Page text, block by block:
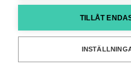
TILLÅT
Hitta till oss
Hitta din utbildning